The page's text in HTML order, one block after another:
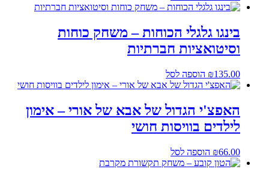
בינגו גלגלי הכוחות – משחק כוחות
וסיטואציות חברתיות
₪135.00 הוספה לסל
האפצ'י הגדול של אבא של אורי – אימון
לילדים בוויסות חושי
₪66.00 הוספה לסל